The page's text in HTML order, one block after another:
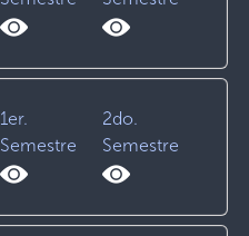
1er.
Semestre
2do.
Semestre